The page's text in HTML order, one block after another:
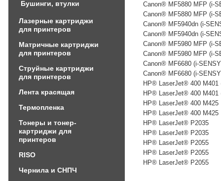
Бушинги, втулки
Лазерные картриджи
для принтеров
Матричные картриджи
для принтеров
Струйные картриджи
для принтеров
Лента красящая
Термопленка
Тонеры и тонер-
картриджи для
принтеров
RISO
Чернила и СНПЧ
Canon® MF5880 MFP (i-
Canon® MF5880 MFP (i-
Canon® MF5940dn (i-
Canon® MF5940dn (i-
Canon® MF5980 MFP (i-
Canon® MF5980 MFP (i-
Canon® MF6680 (i-
Canon® MF6680 (i-
HP® LaserJet® 400 M401
HP® LaserJet® 400 M401
HP® LaserJet® 400 M425
HP® LaserJet® 400 M425
HP® LaserJet® P2035
HP® LaserJet® P2035
HP® LaserJet® P2055
HP® LaserJet® P2055
HP® LaserJet® P2055